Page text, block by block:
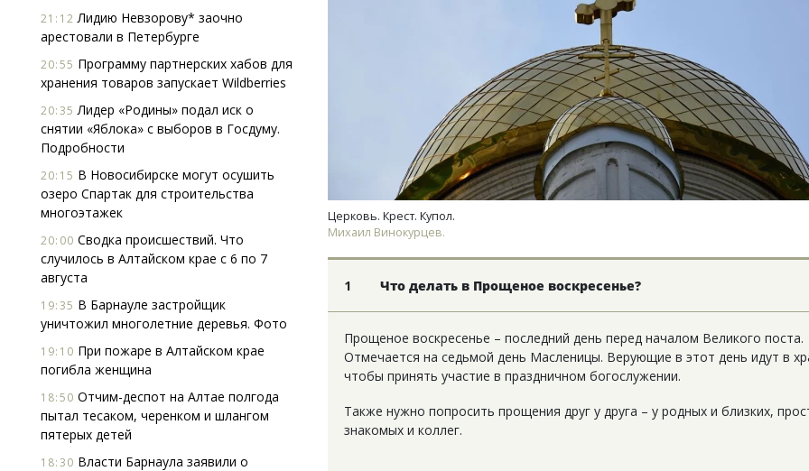
21:12 Лидию Невзорову* заочно
арестовали в Петербурге
20:55 Программу партнерских хабов для
хранения товаров запускает Wildberries
20:35 Лидер «Родины» подал иск о
снятии «Яблока» с выборов в Госдуму.
Подробности
20:15 В Новосибирске могут осушить
озеро Спартак для строительства
многоэтажек
20:00 Сводка происшествий. Что
случилось в Алтайском крае с 6 по 7
августа
19:35 В Барнауле застройщик
уничтожил многолетние деревья. Фото
19:10 При пожаре в Алтайском крае
погибла женщина
18:50 Отчим-деспот на Алтае полгода
пытал тесаком, черенком и шлангом
пятерых детей
18:30 Власти Барнаула заявили о
Церковь. Крест. Купол.
Михаил Винокурцев.
1 Что делать в Прощеное воскресенье?
Прощеное воскресенье – последний день перед началом Великого поста.
Отмечается на седьмой день Масленицы. Верующие в этот день идут в
чтобы принять участие в праздничном богослужении.
Также нужно попросить прощения друг у друга – у родных и близких,
знакомых и коллег.
Смелость архитектурных идей.
Генеральный директор компании
ЗИАС — об эстетике городов,
трендах в фасадах и развитии рынка
СТРОИТЕЛЬСТВО
Архитектурный код начинается с
земли. Мощение крупноформатными
плитами становится новым
стандартом благоустройства
СТРОИТЕЛЬСТВО
Ищем новые берега.
«Жилищной инициативы»
Гатилов — о том, как
оставаться на плаву,
штормит
СТРОИТЕЛЬСТВО